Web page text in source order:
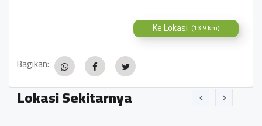
Ke Lokasi (13.9 km)
Bagikan:
Lokasi Sekitarnya